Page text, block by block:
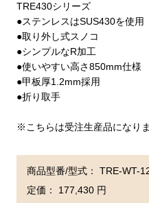
TRE430シリーズ
●ステンレスはSUS430を使用
●取り外し式スノコ
●シンプルなR加工
●使いやすい高さ850mm仕様
●甲板厚1.2mm採用
●折り取手
※こちらは受注生産品になりま
商品型番/型式： TRE-WT-
定価： 177,430 円